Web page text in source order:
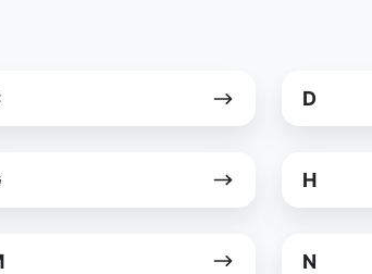
D
H
N